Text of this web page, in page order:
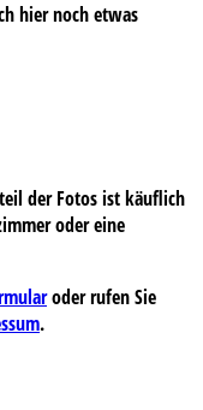
hier noch etwas
der Fotos ist käuflich
oder eine
oder rufen Sie
.